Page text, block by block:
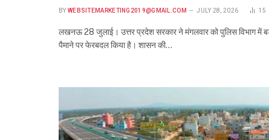
BY WEBSITEMARKETING2019@GMAIL.COM JULY 28, 2026 15
लखनऊ 28 जुलाई। उत्तर प्रदेश सरकार ने मंगलवार को पुलिस विभाग में
पैमाने पर फेरबदल किया है। शासन की…